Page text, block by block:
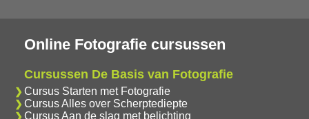
Online Fotografie cursussen
Cursussen De Basis van Fotografie
Cursus Starten met Fotografie
Cursus Alles over Scherptediepte
Cursus Aan de slag met belichting